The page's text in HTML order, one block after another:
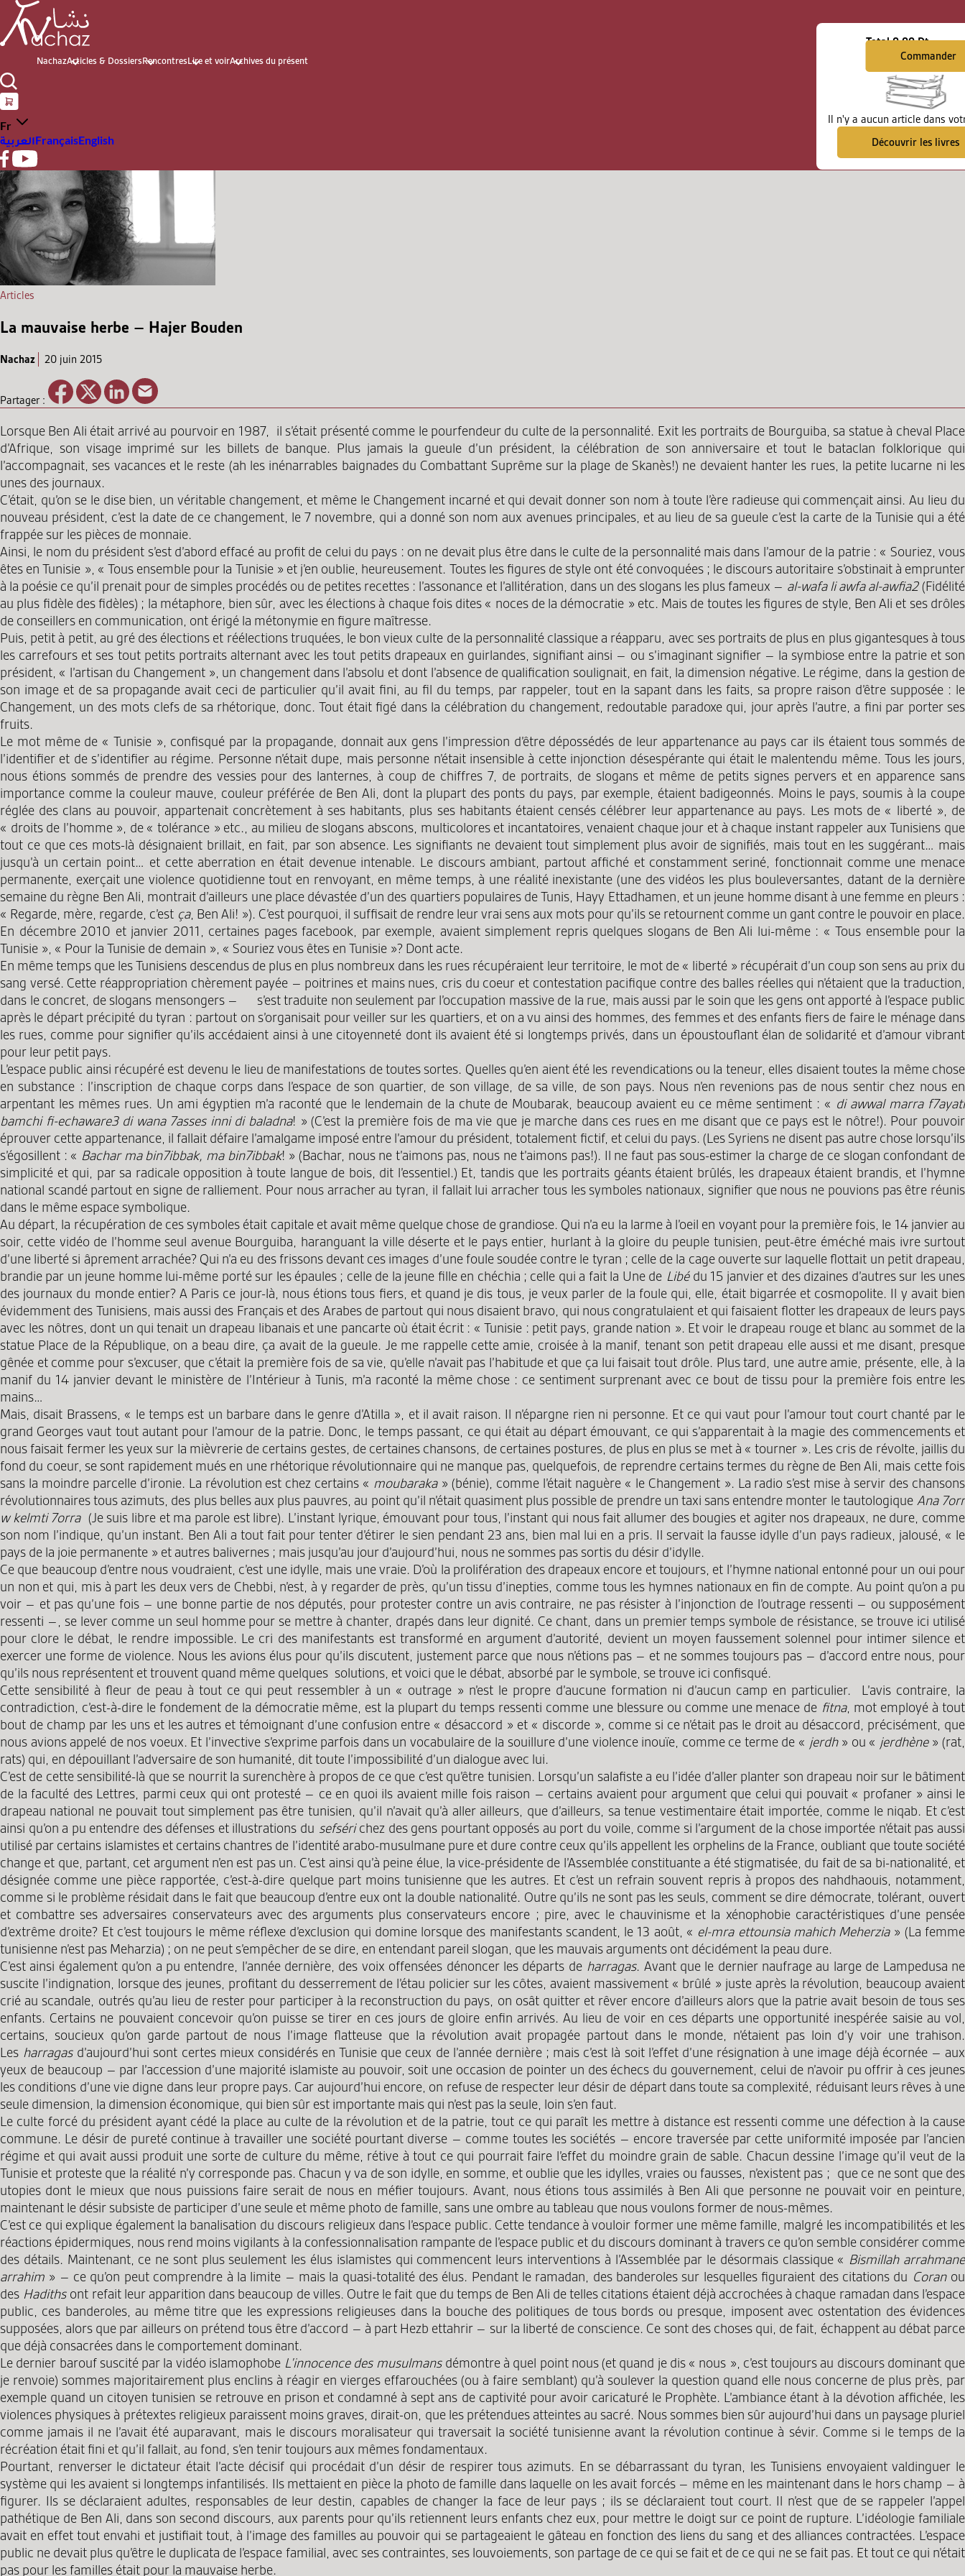
NachazArticles & DossiersRencontresLire et voirArchives du présent
Il n'y a aucun article dans
Découvrir les livres
Total 0.00 Dt
Commander
Fr
العربيةFrançaisEnglish
Articles
La mauvaise herbe – Hajer Bouden
Nachaz 20 juin 2015
Partager :
Lorsque Ben Ali était arrivé au pourvoir en 1987, il s’était présenté comme le pourfendeur du culte de la personnalité. Exit les portraits de Bourguiba, sa statue à cheval Place
d’Afrique, son visage imprimé sur les billets de banque. Plus jamais la gueule d’un président, la célébration de son anniversaire et tout le bataclan folklorique qui
l’accompagnait, ses vacances et le reste (ah les inénarrables baignades du Combattant Suprême sur la plage de Skanès!) ne devaient hanter les rues, la petite lucarne ni les
unes des journaux.
C’était, qu’on se le dise bien, un véritable changement, et même le Changement incarné et qui devait donner son nom à toute l’ère radieuse qui commençait ainsi. Au lieu du
nouveau président, c’est la date de ce changement, le 7 novembre, qui a donné son nom aux avenues principales, et au lieu de sa gueule c’est la carte de la Tunisie qui a été
frappée sur les pièces de monnaie.
Ainsi, le nom du président s’est d’abord effacé au profit de celui du pays : on ne devait plus être dans le culte de la personnalité mais dans l’amour de la patrie : « Souriez, vous
êtes en Tunisie », « Tous ensemble pour la Tunisie » et j’en oublie, heureusement. Toutes les figures de style ont été convoquées ; le discours autoritaire s’obstinait à emprunter
à la poésie ce qu’il prenait pour de simples procédés ou de petites recettes : l’assonance et l’allitération, dans un des slogans les plus fameux – al-wafa li awfa al-awfia2(Fidélité
au plus fidèle des fidèles) ; la métaphore, bien sûr, avec les élections à chaque fois dites « noces de la démocratie » etc. Mais de toutes les figures de style, Ben Ali et ses drôles
de conseillers en communication, ont érigé la métonymie en figure maîtresse.
Puis, petit à petit, au gré des élections et réélections truquées, le bon vieux culte de la personnalité classique a réapparu, avec ses portraits de plus en plus gigantesques à tous
les carrefours et ses tout petits portraits alternant avec les tout petits drapeaux en guirlandes, signifiant ainsi – ou s’imaginant signifier – la symbiose entre la patrie et son
président, « l’artisan du Changement », un changement dans l’absolu et dont l’absence de qualification soulignait, en fait, la dimension négative. Le régime, dans la gestion de
son image et de sa propagande avait ceci de particulier qu’il avait fini, au fil du temps, par rappeler, tout en la sapant dans les faits, sa propre raison d’être supposée : le
Changement, un des mots clefs de sa rhétorique, donc. Tout était figé dans la célébration du changement, redoutable paradoxe qui, jour après l’autre, a fini par porter ses
fruits.
Le mot même de « Tunisie », confisqué par la propagande, donnait aux gens l’impression d’être dépossédés de leur appartenance au pays car ils étaient tous sommés de
l’identifier et de s’identifier au régime. Personne n’était dupe, mais personne n’était insensible à cette injonction désespérante qui était le malentendu même. Tous les jours,
nous étions sommés de prendre des vessies pour des lanternes, à coup de chiffres 7, de portraits, de slogans et même de petits signes pervers et en apparence sans
importance comme la couleur mauve, couleur préférée de Ben Ali, dont la plupart des ponts du pays, par exemple, étaient badigeonnés. Moins le pays, soumis à la coupe
réglée des clans au pouvoir, appartenait concrètement à ses habitants, plus ses habitants étaient censés célébrer leur appartenance au pays. Les mots de « liberté », de
« droits de l’homme », de « tolérance » etc., au milieu de slogans abscons, multicolores et incantatoires, venaient chaque jour et à chaque instant rappeler aux Tunisiens que
tout ce que ces mots-là désignaient brillait, en fait, par son absence. Les signifiants ne devaient tout simplement plus avoir de signifiés, mais tout en les suggérant… mais
jusqu’à un certain point… et cette aberration en était devenue intenable. Le discours ambiant, partout affiché et constamment seriné, fonctionnait comme une menace
permanente, exerçait une violence quotidienne tout en renvoyant, en même temps, à une réalité inexistante (une des vidéos les plus bouleversantes, datant de la dernière
semaine du règne Ben Ali, montrait d’ailleurs une place dévastée d’un des quartiers populaires de Tunis, Hayy Ettadhamen, et un jeune homme disant à une femme en pleurs :
« Regarde, mère, regarde, c’est ça, Ben Ali! »). C’est pourquoi, il suffisait de rendre leur vrai sens aux mots pour qu’ils se retournent comme un gant contre le pouvoir en place.
En décembre 2010 et janvier 2011, certaines pages facebook, par exemple, avaient simplement repris quelques slogans de Ben Ali lui-même : « Tous ensemble pour la
Tunisie », « Pour la Tunisie de demain », « Souriez vous êtes en Tunisie »? Dont acte.
En même temps que les Tunisiens descendus de plus en plus nombreux dans les rues récupéraient leur territoire, le mot de « liberté » récupérait d’un coup son sens au prix du
sang versé. Cette réappropriation chèrement payée – poitrines et mains nues, cris du coeur et contestation pacifique contre des balles réelles qui n’étaient que la traduction,
dans le concret, de slogans mensongers – s’est traduite non seulement par l’occupation massive de la rue, mais aussi par le soin que les gens ont apporté à l’espace public
après le départ précipité du tyran : partout on s’organisait pour veiller sur les quartiers, et on a vu ainsi des hommes, des femmes et des enfants fiers de faire le ménage dans
les rues, comme pour signifier qu’ils accédaient ainsi à une citoyenneté dont ils avaient été si longtemps privés, dans un époustouflant élan de solidarité et d’amour vibrant
pour leur petit pays.
L’espace public ainsi récupéré est devenu le lieu de manifestations de toutes sortes. Quelles qu’en aient été les revendications ou la teneur, elles disaient toutes la même chose
en substance : l’inscription de chaque corps dans l’espace de son quartier, de son village, de sa ville, de son pays. Nous n’en revenions pas de nous sentir chez nous en
arpentant les mêmes rues. Un ami égyptien m’a raconté que le lendemain de la chute de Moubarak, beaucoup avaient eu ce même sentiment : « di awwal marra f7ayati
bamchi fi-echaware3 di wana 7asses inni di baladna! » (C’est la première fois de ma vie que je marche dans ces rues en me disant que ce pays est le nôtre!). Pour pouvoir
éprouver cette appartenance, il fallait défaire l’amalgame imposé entre l’amour du président, totalement fictif, et celui du pays. (Les Syriens ne disent pas autre chose lorsqu’ils
s’égosillent : « Bachar ma bin7ibbak, ma bin7ibbak! » (Bachar, nous ne t’aimons pas, nous ne t’aimons pas!). Il ne faut pas sous-estimer la charge de ce slogan confondant de
simplicité et qui, par sa radicale opposition à toute langue de bois, dit l’essentiel.) Et, tandis que les portraits géants étaient brûlés, les drapeaux étaient brandis, et l’hymne
national scandé partout en signe de ralliement. Pour nous arracher au tyran, il fallait lui arracher tous les symboles nationaux, signifier que nous ne pouvions pas être réunis
dans le même espace symbolique.
Au départ, la récupération de ces symboles était capitale et avait même quelque chose de grandiose. Qui n’a eu la larme à l’oeil en voyant pour la première fois, le 14 janvier au
soir, cette vidéo de l’homme seul avenue Bourguiba, haranguant la ville déserte et le pays entier, hurlant à la gloire du peuple tunisien, peut-être éméché mais ivre surtout
d’une liberté si âprement arrachée? Qui n’a eu des frissons devant ces images d’une foule soudée contre le tyran ; celle de la cage ouverte sur laquelle flottait un petit drapeau,
brandie par un jeune homme lui-même porté sur les épaules ; celle de la jeune fille en chéchia ; celle qui a fait la Une de Libédu 15 janvier et des dizaines d’autres sur les unes
des journaux du monde entier? A Paris ce jour-là, nous étions tous fiers, et quand je dis tous, je veux parler de la foule qui, elle, était bigarrée et cosmopolite. Il y avait bien
évidemment des Tunisiens, mais aussi des Français et des Arabes de partout qui nous disaient bravo, qui nous congratulaient et qui faisaient flotter les drapeaux de leurs pays
avec les nôtres, dont un qui tenait un drapeau libanais et une pancarte où était écrit : « Tunisie : petit pays, grande nation ». Et voir le drapeau rouge et blanc au sommet de la
statue Place de la République, on a beau dire, ça avait de la gueule. Je me rappelle cette amie, croisée à la manif, tenant son petit drapeau elle aussi et me disant, presque
gênée et comme pour s’excuser, que c’était la première fois de sa vie, qu’elle n’avait pas l’habitude et que ça lui faisait tout drôle. Plus tard, une autre amie, présente, elle, à la
manif du 14 janvier devant le ministère de l’Intérieur à Tunis, m’a raconté la même chose : ce sentiment surprenant avec ce bout de tissu pour la première fois entre les
mains…
Mais, disait Brassens, « le temps est un barbare dans le genre d’Atilla », et il avait raison. Il n’épargne rien ni personne. Et ce qui vaut pour l’amour tout court chanté par le
grand Georges vaut tout autant pour l’amour de la patrie. Donc, le temps passant, ce qui était au départ émouvant, ce qui s’apparentait à la magie des commencements et
nous faisait fermer les yeux sur la mièvrerie de certains gestes, de certaines chansons, de certaines postures, de plus en plus se met à « tourner ». Les cris de révolte, jaillis du
fond du coeur, se sont rapidement mués en une rhétorique révolutionnaire qui ne manque pas, quelquefois, de reprendre certains termes du règne de Ben Ali, mais cette fois
sans la moindre parcelle d’ironie. La révolution est chez certains « moubaraka» (bénie), comme l’était naguère « le Changement ». La radio s’est mise à servir des chansons
révolutionnaires tous azimuts, des plus belles aux plus pauvres, au point qu’il n’était quasiment plus possible de prendre un taxi sans entendre monter le tautologique Ana 7orr
w kelmti 7orra(Je suis libre et ma parole est libre). L’instant lyrique, émouvant pour tous, l’instant qui nous fait allumer des bougies et agiter nos drapeaux, ne dure, comme
son nom l’indique, qu’un instant. Ben Ali a tout fait pour tenter d’étirer le sien pendant 23 ans, bien mal lui en a pris. Il servait la fausse idylle d’un pays radieux, jalousé, « le
pays de la joie permanente » et autres balivernes ; mais jusqu’au jour d’aujourd’hui, nous ne sommes pas sortis du désir d’idylle.
Ce que beaucoup d’entre nous voudraient, c’est une idylle, mais une vraie. D’où la prolifération des drapeaux encore et toujours, et l’hymne national entonné pour un oui pour
un non et qui, mis à part les deux vers de Chebbi, n’est, à y regarder de près, qu’un tissu d’inepties, comme tous les hymnes nationaux en fin de compte. Au point qu’on a pu
voir – et pas qu’une fois – une bonne partie de nos députés, pour protester contre un avis contraire, ne pas résister à l’injonction de l’outrage ressenti – ou supposément
ressenti –, se lever comme un seul homme pour se mettre à chanter, drapés dans leur dignité. Ce chant, dans un premier temps symbole de résistance, se trouve ici utilisé
pour clore le débat, le rendre impossible. Le cri des manifestants est transformé en argument d’autorité, devient un moyen faussement solennel pour intimer silence et
exercer une forme de violence. Nous les avions élus pour qu’ils discutent, justement parce que nous n’étions pas – et ne sommes toujours pas – d’accord entre nous, pour
qu’ils nous représentent et trouvent quand même quelques solutions, et voici que le débat, absorbé par le symbole, se trouve ici confisqué.
Cette sensibilité à fleur de peau à tout ce qui peut ressembler à un « outrage » n’est le propre d’aucune formation ni d’aucun camp en particulier. L’avis contraire, la
contradiction, c’est-à-dire le fondement de la démocratie même, est la plupart du temps ressenti comme une blessure ou comme une menace de fitna, mot employé à tout
bout de champ par les uns et les autres et témoignant d’une confusion entre « désaccord » et « discorde », comme si ce n’était pas le droit au désaccord, précisément, que
nous avions appelé de nos voeux. Et l’invective s’exprime parfois dans un vocabulaire de la souillure d’une violence inouïe, comme ce terme de « jerdh» ou « jerdhène» (rat,
rats) qui, en dépouillant l’adversaire de son humanité, dit toute l’impossibilité d’un dialogue avec lui.
C’est de cette sensibilité-là que se nourrit la surenchère à propos de ce que c’est qu’être tunisien. Lorsqu’un salafiste a eu l’idée d’aller planter son drapeau noir sur le bâtiment
de la faculté des Lettres, parmi ceux qui ont protesté – ce en quoi ils avaient mille fois raison – certains avaient pour argument que celui qui pouvait « profaner » ainsi le
drapeau national ne pouvait tout simplement pas être tunisien, qu’il n’avait qu’à aller ailleurs, que d’ailleurs, sa tenue vestimentaire était importée, comme le niqab. Et c’est
ainsi qu’on a pu entendre des défenses et illustrations du sefsérichez des gens pourtant opposés au port du voile, comme si l’argument de la chose importée n’était pas aussi
utilisé par certains islamistes et certains chantres de l’identité arabo-musulmane pure et dure contre ceux qu’ils appellent les orphelins de la France, oubliant que toute société
change et que, partant, cet argument n’en est pas un. C’est ainsi qu’à peine élue, la vice-présidente de l’Assemblée constituante a été stigmatisée, du fait de sa bi-nationalité, et
désignée comme une pièce rapportée, c’est-à-dire quelque part moins tunisienne que les autres. Et c’est un refrain souvent repris à propos des nahdhaouis, notamment,
comme si le problème résidait dans le fait que beaucoup d’entre eux ont la double nationalité. Outre qu’ils ne sont pas les seuls, comment se dire démocrate, tolérant, ouvert
et combattre ses adversaires conservateurs avec des arguments plus conservateurs encore ; pire, avec le chauvinisme et la xénophobie caractéristiques d’une pensée
d’extrême droite? Et c’est toujours le même réflexe d’exclusion qui domine lorsque des manifestants scandent, le 13 août, « el-mra ettounsia mahich Meherzia» (La femme
tunisienne n’est pas Meharzia) ; on ne peut s’empêcher de se dire, en entendant pareil slogan, que les mauvais arguments ont décidément la peau dure.
C’est ainsi également qu’on a pu entendre, l’année dernière, des voix offensées dénoncer les départs de harragas. Avant que le dernier naufrage au large de Lampedusa ne
suscite l’indignation, lorsque des jeunes, profitant du desserrement de l’étau policier sur les côtes, avaient massivement « brûlé » juste après la révolution, beaucoup avaient
crié au scandale, outrés qu’au lieu de rester pour participer à la reconstruction du pays, on osât quitter et rêver encore d’ailleurs alors que la patrie avait besoin de tous ses
enfants. Certains ne pouvaient concevoir qu’on puisse se tirer en ces jours de gloire enfin arrivés. Au lieu de voir en ces départs une opportunité inespérée saisie au vol,
certains, soucieux qu’on garde partout de nous l’image flatteuse que la révolution avait propagée partout dans le monde, n’étaient pas loin d’y voir une trahison.
Les harragasd’aujourd’hui sont certes mieux considérés en Tunisie que ceux de l’année dernière ; mais c’est là soit l’effet d’une résignation à une image déjà écornée – aux
yeux de beaucoup – par l’accession d’une majorité islamiste au pouvoir, soit une occasion de pointer un des échecs du gouvernement, celui de n’avoir pu offrir à ces jeunes
les conditions d’une vie digne dans leur propre pays. Car aujourd’hui encore, on refuse de respecter leur désir de départ dans toute sa complexité, réduisant leurs rêves à une
seule dimension, la dimension économique, qui bien sûr est importante mais qui n’est pas la seule, loin s’en faut.
Le culte forcé du président ayant cédé la place au culte de la révolution et de la patrie, tout ce qui paraît les mettre à distance est ressenti comme une défection à la cause
commune. Le désir de pureté continue à travailler une société pourtant diverse – comme toutes les sociétés – encore traversée par cette uniformité imposée par l’ancien
régime et qui avait aussi produit une sorte de culture du même, rétive à tout ce qui pourrait faire l’effet du moindre grain de sable. Chacun dessine l’image qu’il veut de la
Tunisie et proteste que la réalité n’y corresponde pas. Chacun y va de son idylle, en somme, et oublie que les idylles, vraies ou fausses, n’existent pas ; que ce ne sont que des
utopies dont le mieux que nous puissions faire serait de nous en méfier toujours. Avant, nous étions tous assimilés à Ben Ali que personne ne pouvait voir en peinture,
maintenant le désir subsiste de participer d’une seule et même photo de famille, sans une ombre au tableau que nous voulons former de nous-mêmes.
C’est ce qui explique également la banalisation du discours religieux dans l’espace public. Cette tendance à vouloir former une même famille, malgré les incompatibilités et les
réactions épidermiques, nous rend moins vigilants à la confessionnalisation rampante de l’espace public et du discours dominant à travers ce qu’on semble considérer comme
des détails. Maintenant, ce ne sont plus seulement les élus islamistes qui commencent leurs interventions à l’Assemblée par le désormais classique « Bismillah arrahmane
arrahim » – ce qu’on peut comprendre à la limite – mais la quasi-totalité des élus. Pendant le ramadan, des banderoles sur lesquelles figuraient des citations du Coranou
des Hadithsont refait leur apparition dans beaucoup de villes. Outre le fait que du temps de Ben Ali de telles citations étaient déjà accrochées à chaque ramadan dans l’espace
public, ces banderoles, au même titre que les expressions religieuses dans la bouche des politiques de tous bords ou presque, imposent avec ostentation des évidences
supposées, alors que par ailleurs on prétend tous être d’accord – à part Hezb ettahrir – sur la liberté de conscience. Ce sont des choses qui, de fait, échappent au débat parce
que déjà consacrées dans le comportement dominant.
Le dernier barouf suscité par la vidéo islamophobe L’innocence des musulmansdémontre à quel point nous (et quand je dis « nous », c’est toujours au discours dominant que
je renvoie) sommes majoritairement plus enclins à réagir en vierges effarouchées (ou à faire semblant) qu’à soulever la question quand elle nous concerne de plus près, par
exemple quand un citoyen tunisien se retrouve en prison et condamné à sept ans de captivité pour avoir caricaturé le Prophète. L’ambiance étant à la dévotion affichée, les
violences physiques à prétextes religieux paraissent moins graves, dirait-on, que les prétendues atteintes au sacré. Nous sommes bien sûr aujourd’hui dans un paysage pluriel
comme jamais il ne l’avait été auparavant, mais le discours moralisateur qui traversait la société tunisienne avant la révolution continue à sévir. Comme si le temps de la
récréation était fini et qu’il fallait, au fond, s’en tenir toujours aux mêmes fondamentaux.
Pourtant, renverser le dictateur était l’acte décisif qui procédait d’un désir de respirer tous azimuts. En se débarrassant du tyran, les Tunisiens envoyaient valdinguer le
système qui les avaient si longtemps infantilisés. Ils mettaient en pièce la photo de famille dans laquelle on les avait forcés – même en les maintenant dans le hors champ – à
figurer. Ils se déclaraient adultes, responsables de leur destin, capables de changer la face de leur pays ; ils se déclaraient tout court. Il n’est que de se rappeler l’appel
pathétique de Ben Ali, dans son second discours, aux parents pour qu’ils retiennent leurs enfants chez eux, pour mettre le doigt sur ce point de rupture. L’idéologie familiale
avait en effet tout envahi et justifiait tout, à l’image des familles au pouvoir qui se partageaient le gâteau en fonction des liens du sang et des alliances contractées. L’espace
public ne devait plus qu’être le duplicata de l’espace familial, avec ses contraintes, ses louvoiements, son partage de ce qui se fait et de ce qui ne se fait pas. Et tout ce qui n’était
pas pour les familles était pour la mauvaise herbe.